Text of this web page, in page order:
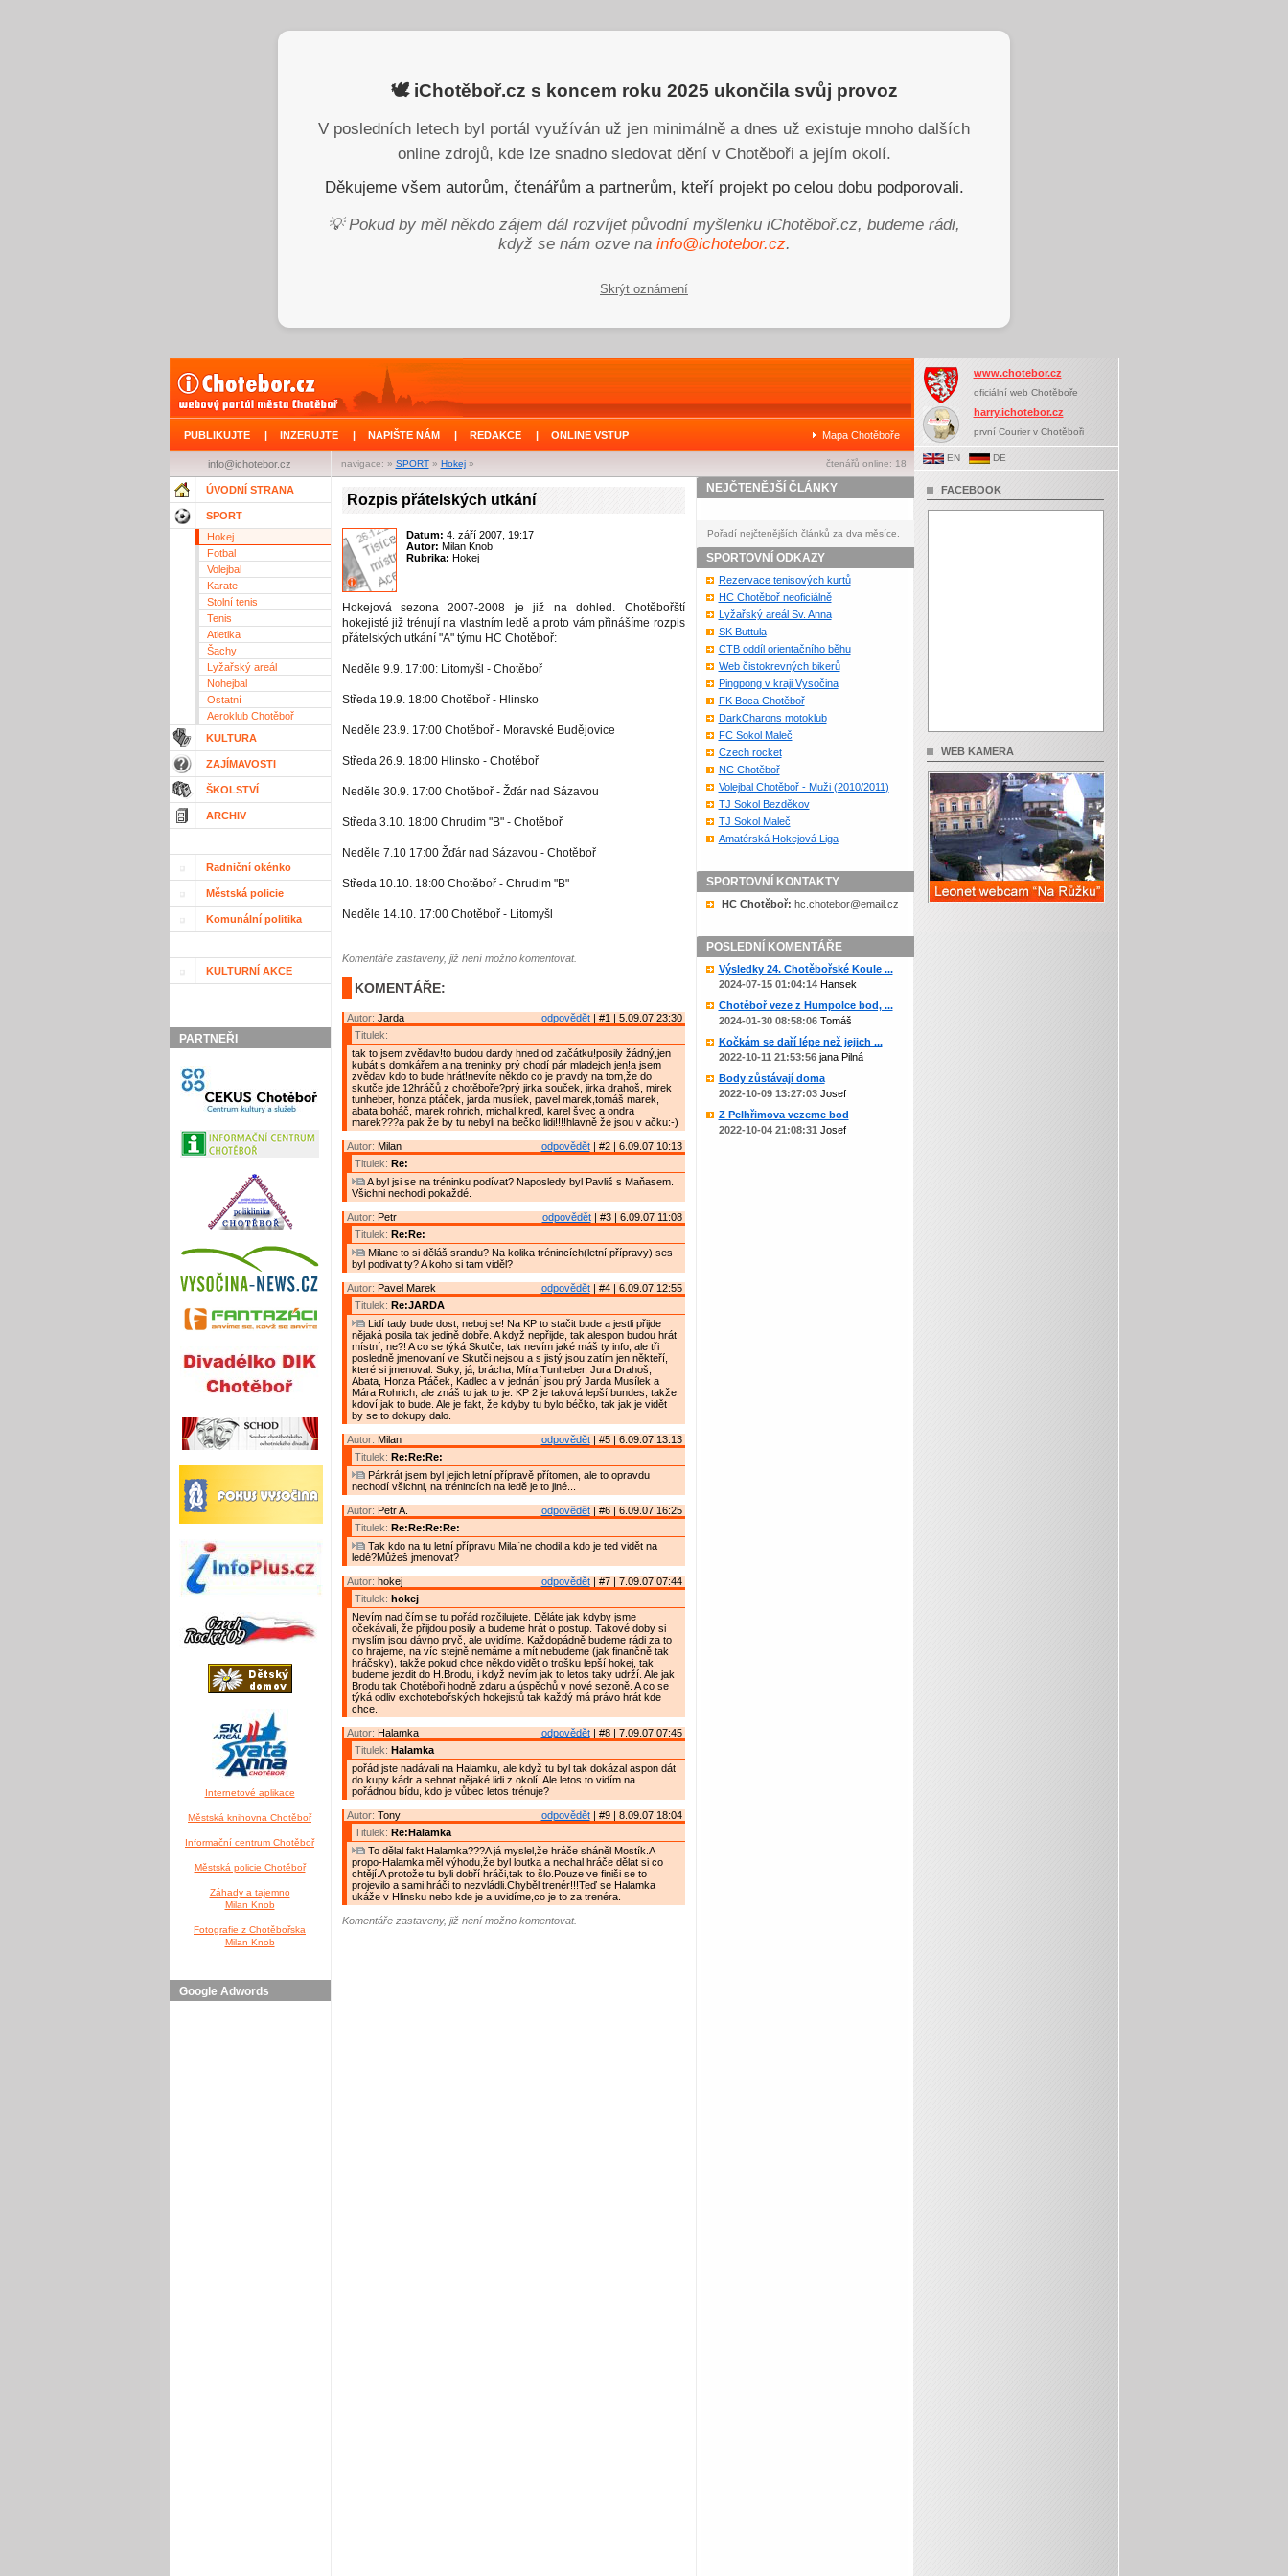
🕊️ iChotěboř.cz s koncem roku 2025 ukončila svůj provoz
V posledních letech byl portál využíván už jen minimálně a dnes už existuje mnoho dalších
online zdrojů, kde lze snadno sledovat dění v Chotěboři a jejím okolí.
Děkujeme všem autorům, čtenářům a partnerům, kteří projekt po celou dobu podporovali.
💡 Pokud by měl někdo zájem dál rozvíjet původní myšlenku iChotěboř.cz, budeme rádi,
když se nám ozve na info@ichotebor.cz.
Skrýt oznámení
PUBLIKUJTE | INZERUJTE | NAPIŠTE NÁM | REDAKCE | ONLINE VSTUP Mapa Chotěboře
navigace: » SPORT» Hokej» čtenářů online: 18
info@ichotebor.cz
ÚVODNÍ STRANA
SPORT
Hokej
Fotbal
Volejbal
Karate
Stolní tenis
Tenis
Atletika
Šachy
Lyžařský areál
Nohejbal
Ostatní
Aeroklub Chotěboř
KULTURA
ZAJÍMAVOSTI
ŠKOLSTVÍ
ARCHIV
Radniční okénko
Městská policie
Komunální politika
KULTURNÍ AKCE
PARTNEŘI
Internetové aplikace
Městská knihovna Chotěboř
Informační centrum Chotěboř
Městská policie Chotěboř
Záhady a tajemno
Milan Knob
Fotografie z Chotěbořska
Milan Knob
Google Adwords
Rozpis přátelských utkání
Datum: 4. září 2007, 19:17
Autor: Milan Knob
Rubrika: Hokej
Hokejová sezona 2007-2008 je již na dohled. Chotěbořští
hokejisté již trénují na vlastním ledě a proto vám přinášíme rozpis
přátelských utkání "A" týmu HC Chotěboř:
Neděle 9.9. 17:00: Litomyšl - Chotěboř
Středa 19.9. 18:00 Chotěboř - Hlinsko
Neděle 23.9. 17:00 Chotěboř - Moravské Budějovice
Středa 26.9. 18:00 Hlinsko - Chotěboř
Neděle 30.9. 17:00 Chotěboř - Žďár nad Sázavou
Středa 3.10. 18:00 Chrudim "B" - Chotěboř
Neděle 7.10 17:00 Žďár nad Sázavou - Chotěboř
Středa 10.10. 18:00 Chotěboř - Chrudim "B"
Neděle 14.10. 17:00 Chotěboř - Litomyšl
Komentáře zastaveny, již není možno komentovat.
KOMENTÁŘE:
odpovědět| #1 | 5.09.07 23:30
Autor: Jarda
Titulek:
tak to jsem zvědav!to budou dardy hned od začátku!posily žádný,jen
kubát s domkářem a na treninky prý chodí pár mladejch jen!a jsem
zvědav kdo to bude hrát!nevíte někdo co je pravdy na tom,že do
skutče jde 12hráčů z chotěboře?prý jirka souček, jirka drahoš, mirek
tunheber, honza ptáček, jarda musílek, pavel marek,tomáš marek,
abata boháč, marek rohrich, michal kredl, karel švec a ondra
marek???a pak že by tu nebyli na bečko lidi!!!!hlavně že jsou v ačku:-)
odpovědět| #2 | 6.09.07 10:13
Autor: Milan
Titulek: Re:
A byl jsi se na tréninku podívat? Naposledy byl Pavliš s Maňasem.
Všichni nechodí pokaždé.
odpovědět| #3 | 6.09.07 11:08
Autor: Petr
Titulek: Re:Re:
Milane to si děláš srandu? Na kolika trénincích(letní přípravy) ses
byl podivat ty? A koho si tam viděl?
odpovědět| #4 | 6.09.07 12:55
Autor: Pavel Marek
Titulek: Re:JARDA
Lidí tady bude dost, neboj se! Na KP to stačit bude a jestli přijde
nějaká posila tak jedině dobře. A když nepřijde, tak alespon budou hrát
místní, ne?! A co se týká Skutče, tak nevím jaké máš ty info, ale tři
posledně jmenovaní ve Skutči nejsou a s jistý jsou zatím jen někteří,
které si jmenoval. Suky, já, brácha, Míra Tunheber, Jura Drahoš,
Abata, Honza Ptáček, Kadlec a v jednání jsou prý Jarda Musílek a
Mára Rohrich, ale znáš to jak to je. KP 2 je taková lepší bundes, takže
kdoví jak to bude. Ale je fakt, že kdyby tu bylo béčko, tak jak je vidět
by se to dokupy dalo.
odpovědět| #5 | 6.09.07 13:13
Autor: Milan
Titulek: Re:Re:Re:
Párkrát jsem byl jejich letní přípravě přítomen, ale to opravdu
nechodí všichni, na trénincích na ledě je to jiné...
odpovědět| #6 | 6.09.07 16:25
Autor: Petr A.
Titulek: Re:Re:Re:Re:
Tak kdo na tu letní přípravu Mila¨ne chodil a kdo je ted vidět na
ledě?Můžeš jmenovat?
odpovědět| #7 | 7.09.07 07:44
Autor: hokej
Titulek: hokej
Nevím nad čím se tu pořád rozčilujete. Děláte jak kdyby jsme
očekávali, že přijdou posily a budeme hrát o postup. Takové doby si
myslím jsou dávno pryč, ale uvidíme. Každopádně budeme rádi za to
co hrajeme, na víc stejně nemáme a mít nebudeme (jak finančně tak
hráčsky), takže pokud chce někdo vidět o trošku lepší hokej, tak
budeme jezdit do H.Brodu, i když nevím jak to letos taky udrží. Ale jak
Brodu tak Chotěboři hodně zdaru a úspěchů v nové sezoně. A co se
týká odliv exchotebořských hokejistů tak každý má právo hrát kde
chce.
odpovědět| #8 | 7.09.07 07:45
Autor: Halamka
Titulek: Halamka
pořád jste nadávali na Halamku, ale když tu byl tak dokázal aspon dát
do kupy kádr a sehnat nějaké lidi z okolí. Ale letos to vidím na
pořádnou bídu, kdo je vůbec letos trénuje?
odpovědět| #9 | 8.09.07 18:04
Autor: Tony
Titulek: Re:Halamka
To dělal fakt Halamka???A já myslel,že hráče sháněl Mostík.A
propo-Halamka měl výhodu,že byl loutka a nechal hráče dělat si co
chtějí.A protože tu byli dobří hráči,tak to šlo.Pouze ve finiši se to
projevilo a sami hráči to nezvládli.Chyběl trenér!!!Teď se Halamka
ukáže v Hlinsku nebo kde je a uvidíme,co je to za trenéra.
Komentáře zastaveny, již není možno komentovat.
NEJČTENĚJŠÍ ČLÁNKY
Pořadí nejčtenějších článků za dva měsíce.
SPORTOVNÍ ODKAZY
Rezervace tenisových kurtů
HC Chotěboř neoficiálně
Lyžařský areál Sv. Anna
SK Buttula
CTB oddíl orientačního běhu
Web čistokrevných bikerů
Pingpong v kraji Vysočina
FK Boca Chotěboř
DarkCharons motoklub
FC Sokol Maleč
Czech rocket
NC Chotěboř
Volejbal Chotěboř - Muži (2010/2011)
TJ Sokol Bezděkov
TJ Sokol Maleč
Amatérská Hokejová Liga
SPORTOVNÍ KONTAKTY
HC Chotěboř: zc.liame@robetohc.ch
POSLEDNÍ KOMENTÁŘE
Výsledky 24. Chotěbořské Koule ...
2024-07-15 01:04:14Hansek
Chotěboř veze z Humpolce bod, ...
2024-01-30 08:58:06Tomáš
Kočkám se daří lépe než jejich ...
2022-10-11 21:53:56jana Pilná
Body zůstávají doma
2022-10-09 13:27:03Josef
Z Pelhřimova vezeme bod
2022-10-04 21:08:31 Josef
www.chotebor.cz
oficiální web Chotěboře
harry.ichotebor.cz
první Courier v Chotěboři
EN DE
FACEBOOK
WEB KAMERA